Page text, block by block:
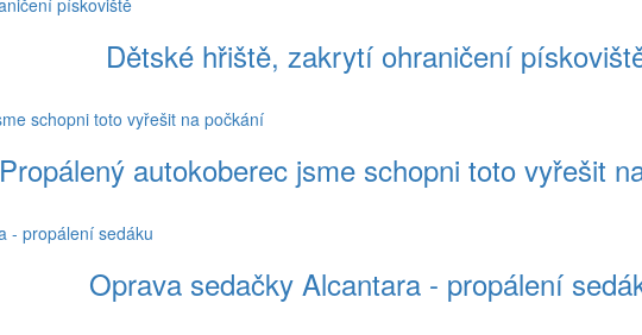
Dětské hřiště, zakrytí ohraničení
Propálený autokoberec jsme schopni toto vyřešit
Oprava sedačky Alcantara - propálení